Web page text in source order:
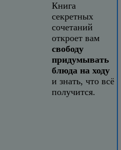
Книга
секретных
сочетаний
откроет вам
свободу
придумывать
блюда на ходу
и знать, что всё
получится.